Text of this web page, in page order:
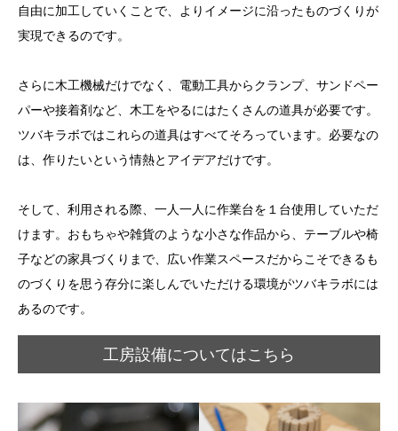
自由に加工していくことで、よりイメージに沿ったものづくりが
実現できるのです。
さらに木工機械だけでなく、電動工具からクランプ、サンドペー
パーや接着剤など、木工をやるにはたくさんの道具が必要です。
ツバキラボではこれらの道具はすべてそろっています。必要なの
は、作りたいという情熱とアイデアだけです。
そして、利用される際、一人一人に作業台を１台使用していただ
けます。おもちゃや雑貨のような小さな作品から、テーブルや椅
子などの家具づくりまで、広い作業スペースだからこそできるも
のづくりを思う存分に楽しんでいただける環境がツバキラボには
あるのです。
工房設備についてはこちら